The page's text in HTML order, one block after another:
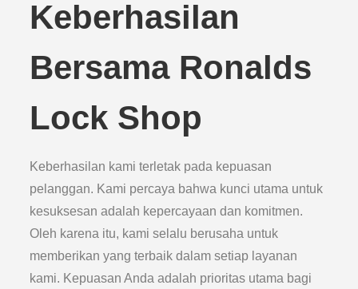
Keberhasilan
Bersama Ronalds
Lock Shop
Keberhasilan kami terletak pada kepuasan
pelanggan. Kami percaya bahwa kunci utama untuk
kesuksesan adalah kepercayaan dan komitmen.
Oleh karena itu, kami selalu berusaha untuk
memberikan yang terbaik dalam setiap layanan
kami. Kepuasan Anda adalah prioritas utama bagi